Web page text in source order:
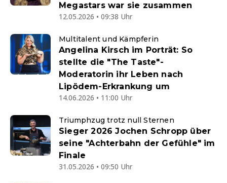
Megastars war sie zusammen
12.05.2026 • 09:38 Uhr
Multitalent und Kämpferin
Angelina Kirsch im Porträt: So
stellte die "The Taste"-
Moderatorin ihr Leben nach
Lipödem-Erkrankung um
14.06.2026 • 11:00 Uhr
Triumphzug trotz null Sternen
Sieger 2026 Jochen Schropp über
seine "Achterbahn der Gefühle" im
Finale
31.05.2026 • 09:50 Uhr